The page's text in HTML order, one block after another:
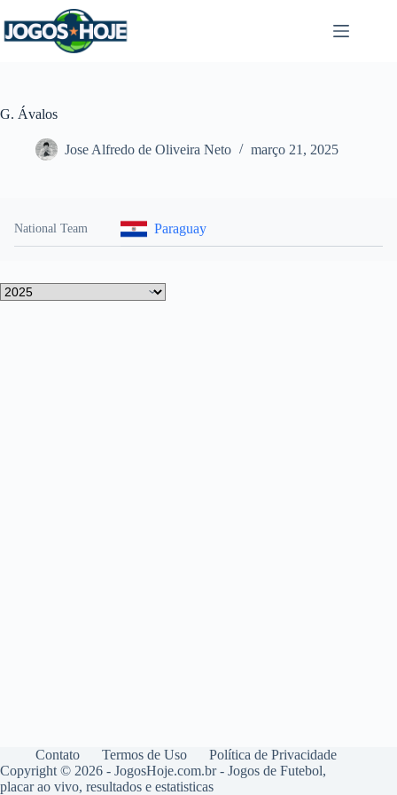
para
o
G. Ávalos
Jose Alfredo de Oliveira Neto março 21, 2025
National Team Paraguay
Contato Termos de Uso
Política de Privacidade
Copyright © 2026 - JogosHoje.com.br - Jogos de Futebol,
placar ao vivo, resultados e estatisticas